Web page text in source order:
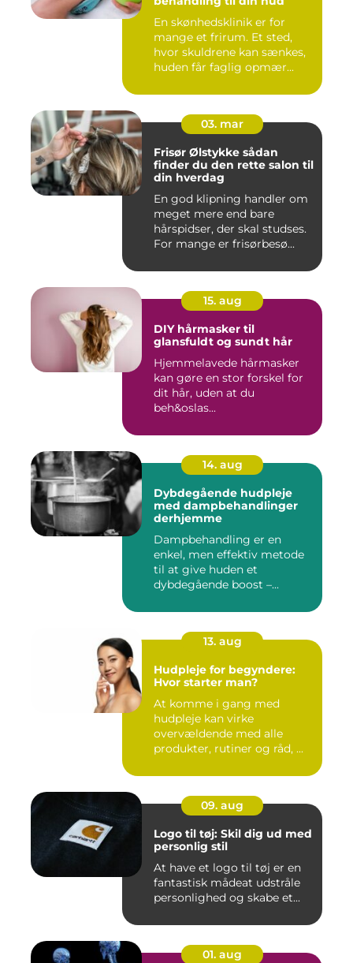
En skønhedsklinik er for
mange et frirum. Et sted,
hvor skuldrene kan sænkes,
huden får faglig opmær...
03. mar
Frisør Ølstykke sådan
finder du den rette salon til
din hverdag
En god klipning handler om
meget mere end bare
hårspidser, der skal studses.
For mange er frisørbesø...
15. aug
DIY hårmasker til
glansfuldt og sundt hår
Hjemmelavede hårmasker
kan gøre en stor forskel for
dit hår, uden at du
beh&oslas...
14. aug
Dybdegående hudpleje
med dampbehandlinger
derhjemme
Dampbehandling er en
enkel, men effektiv metode
til at give huden et
dybdegående boost –...
13. aug
Hudpleje for begyndere:
Hvor starter man?
At komme i gang med
hudpleje kan virke
overvældende med alle
produkter, rutiner og råd, ...
09. aug
Logo til tøj: Skil dig ud med
personlig stil
At have et logo til tøj er en
fantastisk mådeat udstråle
personlighed og skabe et...
01. aug